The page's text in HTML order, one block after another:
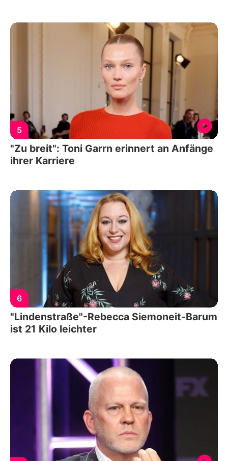
5
"Zu breit": Toni Garrn erinnert an Anfänge
ihrer Karriere
6
"Lindenstraße"-Rebecca Siemoneit-Barum
ist 21 Kilo leichter